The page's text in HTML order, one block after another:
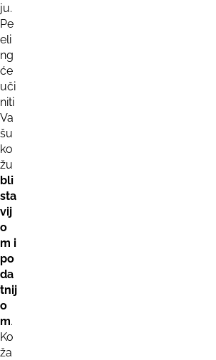
ju.
Pe
eli
ng
će
uči
niti
Va
šu
ko
žu
bli
sta
vij
o
m i
po
da
tnij
o
m.
Ko
ža